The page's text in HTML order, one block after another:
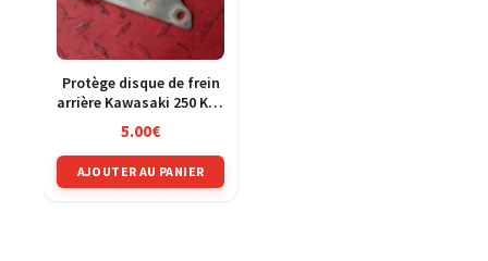
Protège disque de frein
arrière Kawasaki 250 KXF
04-05
5.00€
AJOUTER AU PANIER